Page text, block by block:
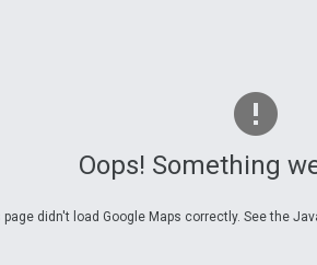
Oops! Something
page didn't load Google Maps correctly. See the